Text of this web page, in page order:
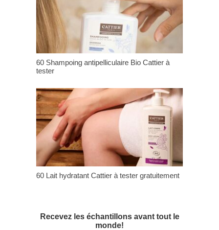
60 Shampoing antipelliculaire Bio Cattier à
tester
60 Lait hydratant Cattier à tester gratuitement
Recevez les échantillons avant tout le
monde!